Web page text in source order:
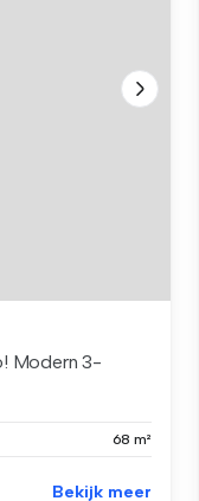
Modern 3-
68 m²
Bekijk meer